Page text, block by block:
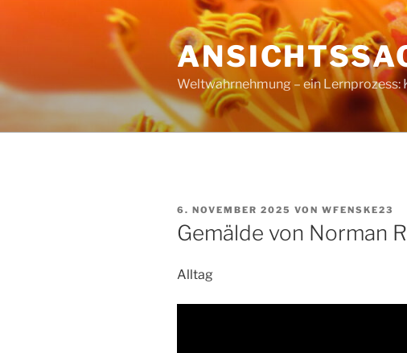
Weltwahrnehmung – ein Lernprozess:
VERÖFFENTLICHT
AM
6. NOVEMBER 2025 VON WFENSKE23
Gemälde von Norman
Alltag